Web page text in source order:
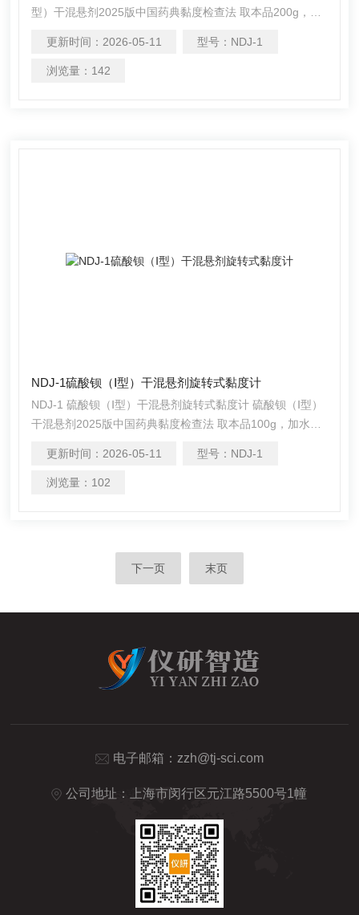
型）干混悬剂2025版中国药典黏度检查法 取本品200g，加
NDJ-1型旋转式黏度计1号转子，每分钟30转，在25℃时的
黏度不得过0.150Pa•s。
更新时间： 2026-05-11 型号： NDJ-1
浏览量： 142
NDJ-1硫酸钡（Ⅰ型）干混悬剂旋转式黏度计
NDJ-1 硫酸钡（Ⅰ型）干混悬剂旋转式黏度计 硫酸钡（Ⅰ型）
干混悬剂2025版中国药典黏度检查法 取本品100g，加水
1型旋转式黏度计1号转子，每分钟60转，在25℃时的黏度
不得过0.015Pa•s。
更新时间： 2026-05-11 型号： NDJ-1
浏览量： 102
下一页 末页
电子邮箱： zzh@tj-sci.com
公司地址：上海市闵行区元江路5500号1幢